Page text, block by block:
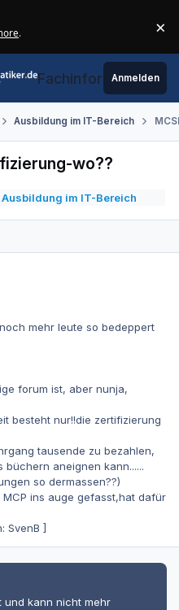
. ×
Fachinformatiker.de
Anmelden
Ausbildung im IT-Bereich
wo??
Ausbildung im IT-Bereich
mehr leute so bedeppert
forum ist, aber nunja,
besteht nur!!die zertifizierung
tausende zu bezahlen,
aneignen kann......
so dermassen??)
ins auge gefasst,hat dafür
SvenB ]
und kann nicht mehr